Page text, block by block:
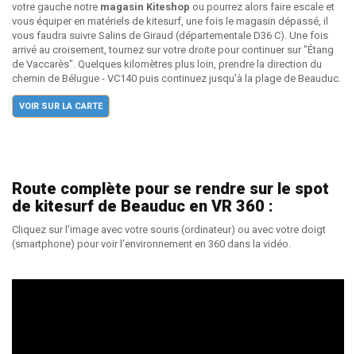
votre gauche notre magasin Kiteshop ou pourrez alors faire escale et
vous équiper en matériels de kitesurf, une fois le magasin dépassé, il
vous faudra suivre Salins de Giraud (départementale D36 C). Une fois
arrivé au croisement, tournez sur votre droite pour continuer sur "Étang
de Vaccarès". Quelques kilomètres plus loin, prendre la direction du
chemin de Bélugue - VC140 puis continuez jusqu'à la plage de Beauduc.
VOIR SUR LA CARTE
Route complète pour se rendre sur le spot
de kitesurf de Beauduc en VR 360 :
Cliquez sur l'image avec votre souris (ordinateur) ou avec votre doigt
(smartphone) pour voir l'environnement en 360 dans la vidéo.